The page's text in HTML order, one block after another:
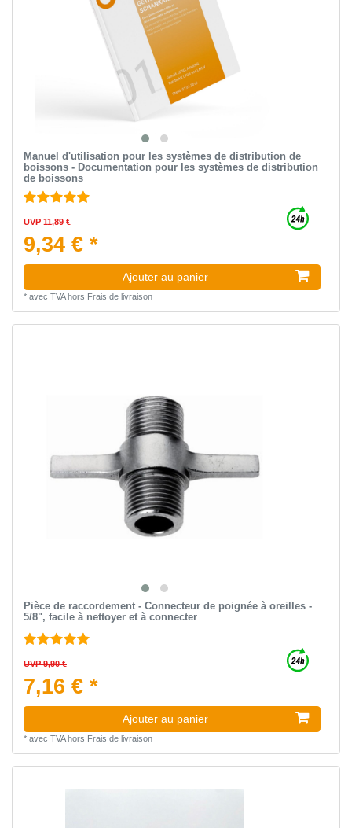
Manuel d'utilisation pour les systèmes de distribution de
boissons - Documentation pour les systèmes de distribution
de boissons
UVP 11,89 €
9,34 € *
Ajouter au panier
* avec TVAhors Frais de livraison
Pièce de raccordement - Connecteur de poignée à oreilles -
5/8", facile à nettoyer et à connecter
UVP 9,90 €
7,16 € *
Ajouter au panier
* avec TVAhors Frais de livraison